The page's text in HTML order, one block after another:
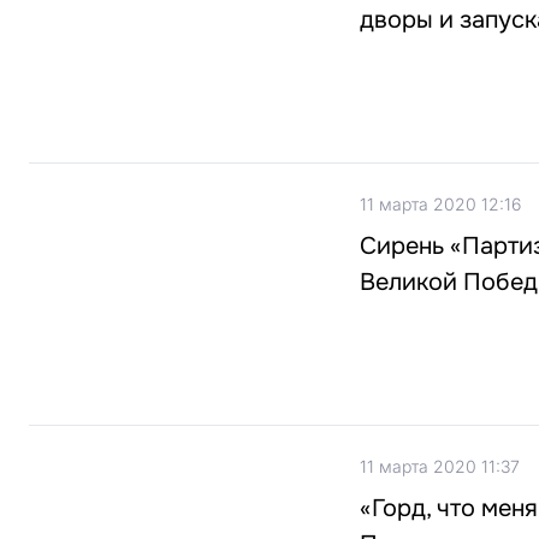
дворы и
11 марта 2020 12:16
Сирень
Великой
11 марта 2020 11:37
«Горд, что